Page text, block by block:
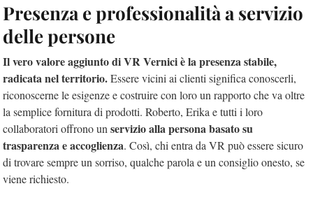
Presenza e professionalità a servizio
delle persone
Il vero valore aggiunto di VR Vernici è la presenza stabile,
radicata nel territorio.Essere vicini ai clienti significa conoscerli,
riconoscerne le esigenze e costruire con loro un rapporto che va oltre
la semplice fornitura di prodotti. Roberto, Erika e tutti i loro
collaboratori offrono unservizio alla persona basato su
trasparenza e accoglienza. Così, chi entra da VR può essere sicuro
di trovare sempre un sorriso, qualche parola e un consiglio onesto, se
viene richiesto.